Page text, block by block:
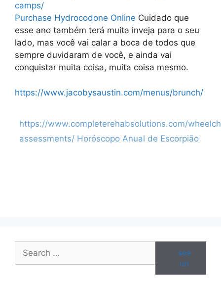
camps/
Purchase Hydrocodone Online Cuidado que
esse ano também terá muita inveja para o seu
lado, mas você vai calar a boca de todos que
sempre duvidaram de você, e ainda vai
conquistar muita coisa, muita coisa mesmo.
https://www.jacobysaustin.com/menus/brunch/
https://www.completerehabsolutions.com/
assessments/ Categories
Horóscopo Anual de Escorpião
for:
see
url